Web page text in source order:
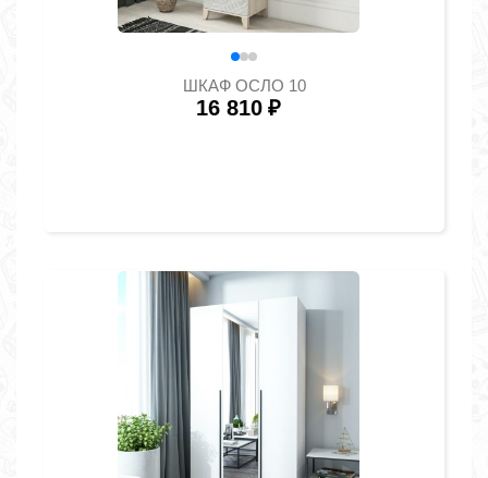
ШКАФ ОСЛО 10
16 810 ₽